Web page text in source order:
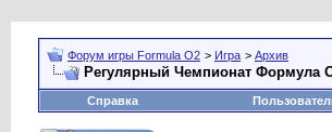
Форум игры Formula O2 > Игра > Архив
Регулярный Чемпионат Формула
Справка